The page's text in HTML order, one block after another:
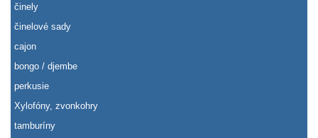
činely
činelové sady
cajon
bongo / djembe
perkusie
Xylofóny, zvonkohry
tamburíny